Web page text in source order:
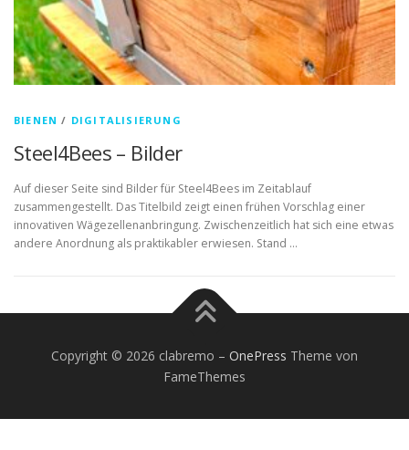
BIENEN / DIGITALISIERUNG
Steel4Bees – Bilder
Auf dieser Seite sind Bilder für Steel4Bees im Zeitablauf
zusammengestellt. Das Titelbild zeigt einen frühen Vorschlag einer
innovativen Wägezellenanbringung. Zwischenzeitlich hat sich eine etwas
andere Anordnung als praktikabler erwiesen. Stand …
Copyright © 2026 clabremo – OnePress Theme von
FameThemes